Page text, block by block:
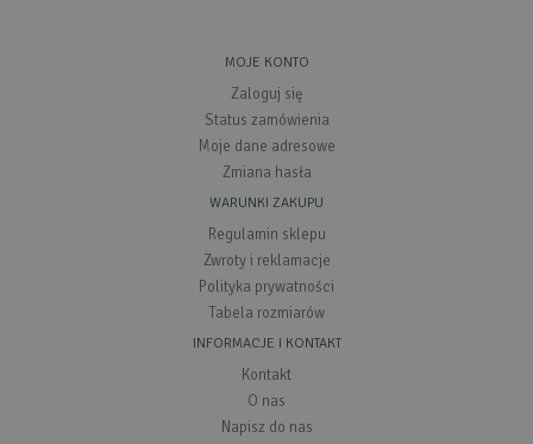
MOJE KONTO
Zaloguj się
Status zamówienia
Moje dane adresowe
Zmiana hasła
WARUNKI ZAKUPU
Regulamin sklepu
Zwroty i reklamacje
Polityka prywatności
Tabela rozmiarów
INFORMACJE I KONTAKT
Kontakt
O nas
Napisz do nas